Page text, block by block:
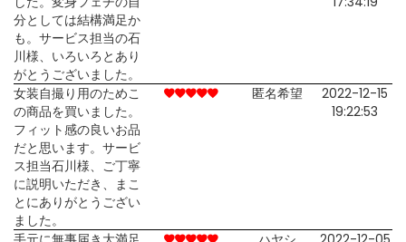
分としては結構満足か
も。サービス担当の石
川様、いろいろとあり
がとうございました。
女装自撮り用のためこ
の商品を買いました。
フィット感の良いお品
だと思います。サービ
ス担当石川様、ご丁寧
に説明いただき、まこ
とにありがとうござい
ました。
匿名希望
2022-12-15
19:22:53